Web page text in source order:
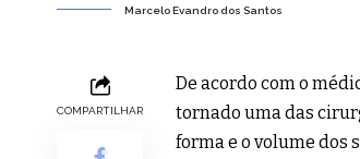
Marcelo Evandro dos Santos
COMPARTILHAR
De acordo com o
tornado uma das
forma e o volume dos